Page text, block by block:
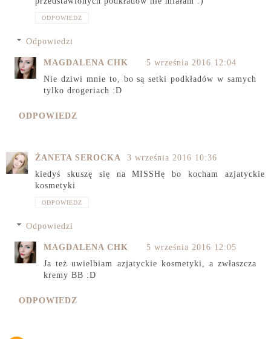
ODPOWIEDZ
Odpowiedzi
MAGDALENA CHK
5 września 2016 12:04
Nie dziwi mnie to, bo są setki podkładów w samych
tylko drogeriach :D
ODPOWIEDZ
ŻANETA SEROCKA
3 września 2016 10:36
kiedyś skuszę się na MISSHę bo kocham azjatyckie
kosmetyki
ODPOWIEDZ
Odpowiedzi
MAGDALENA CHK
5 września 2016 12:05
Ja też uwielbiam azjatyckie kosmetyki, a zwłaszcza
kremy BB :D
ODPOWIEDZ